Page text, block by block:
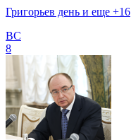
Григорьев день и еще +16
ВС
8